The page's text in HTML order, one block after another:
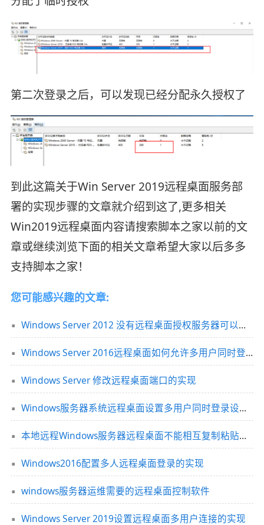
第二次登录之后，可以发现已经分配永久授权了
到此这篇关于Win Server 2019远程桌面服务部
署的实现步骤的文章就介绍到这了,更多相关
Win2019远程桌面内容请搜索脚本之家以前的文
章或继续浏览下面的相关文章希望大家以后多多
支持脚本之家！
您可能感兴趣的文章:
Windows Server 2012 没有远程桌面授权服务器可以提供许可证，远程会话被中断
Windows Server 2016远程桌面如何允许多用户同时登录
Windows Server 修改远程桌面端口的实现
Windows服务器系统远程桌面设置多用户同时登录设置方法
本地远程Windows服务器远程桌面不能相互复制粘贴的两种解决方案
Windows2016配置多人远程桌面登录的实现
windows服务器运维需要的远程桌面控制软件
Windows Server 2019设置远程桌面多用户连接的实现